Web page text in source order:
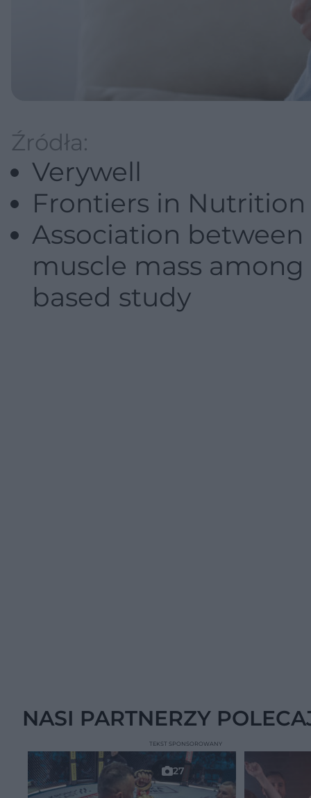
Źródła:
Verywell
Frontiers in Nutrition
Association
muscle mass
based study
NASI PARTNERZY
27
TEKST SPONSOROWANY